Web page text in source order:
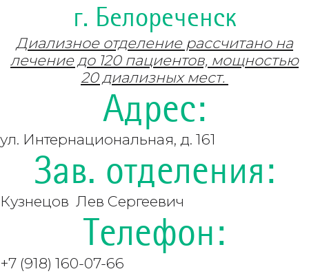
г. Белореченск
Диализное отделение рассчитано на
лечение до 120 пациентов, мощностью
20 диализных мест.
Адрес:
ул. Интернациональная, д. 161
Зав. отделения:
Кузнецов Лев Сергеевич
Телефон:
+7 (918) 160-07-66